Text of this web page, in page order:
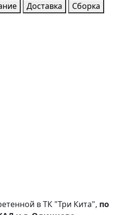
Доставка
Сборка
в ТК "Три Кита", по